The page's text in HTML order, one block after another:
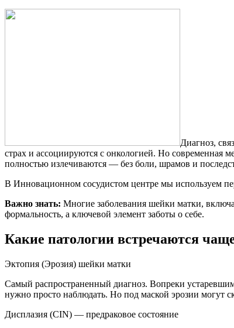
Диагноз,
страх и ассоциируются с онкологией. Но современная
полностью излечиваются — без боли, шрамов и
В Инновационном сосудистом центре мы используем
Важно знать: Многие заболевания шейки матки,
формальность, а ключевой элемент заботы о себе.
Какие патологии встречаются
Эктопия (Эрозия) шейки матки
Самый распространенный диагноз. Вопреки
нужно просто наблюдать. Но под маской эрозии могут
Дисплазия (CIN) — предраковое состояние